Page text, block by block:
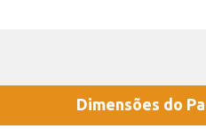
Dimensões do